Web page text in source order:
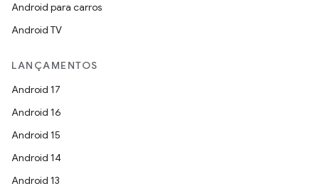
Android para carros
Android TV
LANÇAMENTOS
Android 17
Android 16
Android 15
Android 14
Android 13